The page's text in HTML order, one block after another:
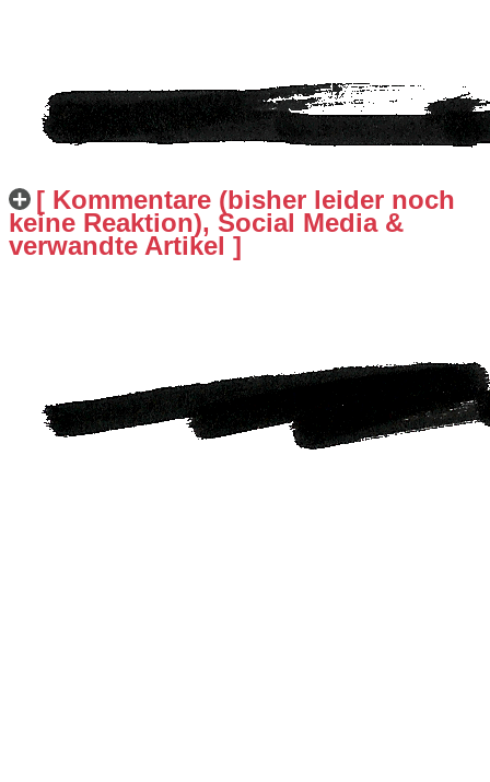
[ Kommentare (bisher leider noch
keine Reaktion), Social Media &
verwandte Artikel ]